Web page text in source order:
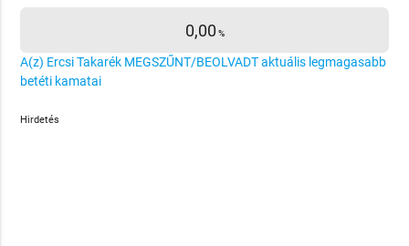
0,00 %
A(z) Ercsi Takarék MEGSZŰNT/BEOLVADT aktuális legmagasabb
betéti kamatai
Hirdetés